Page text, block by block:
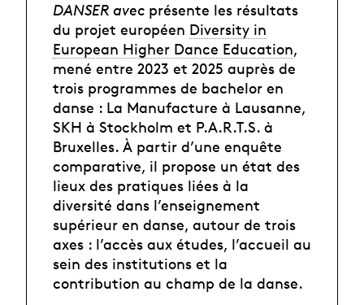
DANSER avec présente les résultats
du projet européen Diversity in
European Higher Dance Education,
mené entre 2023 et 2025 auprès de
trois programmes de bachelor en
danse : La Manufacture à Lausanne,
SKH à Stockholm et P.A.R.T.S. à
Bruxelles. À partir d’une enquête
comparative, il propose un état des
lieux des pratiques liées à la
diversité dans l’enseignement
supérieur en danse, autour de trois
axes : l’accès aux études, l’accueil au
sein des institutions et la
contribution au champ de la danse.